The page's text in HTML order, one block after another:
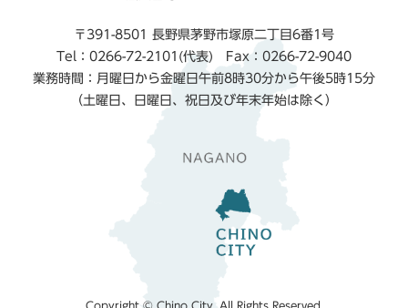
〒391-8501 長野県茅野市塚原二丁目6番1号
Tel：0266-72-2101(代表) Fax：0266-72-9040
業務時間：月曜日から金曜日午前8時30分から午後5時15分
（土曜日、日曜日、祝日及び年末年始は除く）
Copyright © Chino City. All Rights Reserved.